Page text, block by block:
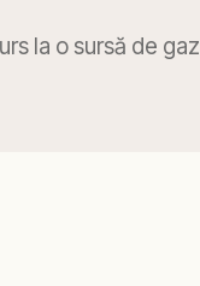
la o sursă de